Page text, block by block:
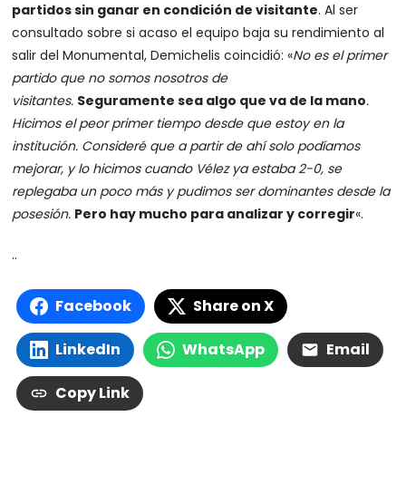
partidos sin ganar en condición de visitante. Al ser
consultado sobre si acaso el equipo baja su rendimiento al
salir del Monumental, Demichelis coincidió: «No es el primer
partido que no somos nosotros de
visitantes. Seguramente sea algo que va de la mano.
Hicimos el peor primer tiempo desde que estoy en la
institución. Consideré que a partir de ahí solo podíamos
mejorar, y lo hicimos cuando Vélez ya estaba 2-0, se
replegaba un poco más y pudimos ser dominantes desde la
posesión. Pero hay mucho para analizar y corregir«.
..
Facebook Share on X
LinkedIn WhatsApp Email
Copy Link